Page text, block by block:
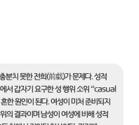
분치 못한 전희(前戱)가 문제다. 성적
서 갑자기 요구한 성 행위 소위 “casual
원인이 된다. 여성이 미처 준비되지
의 결과이며 남성이 여성에 비해 성적